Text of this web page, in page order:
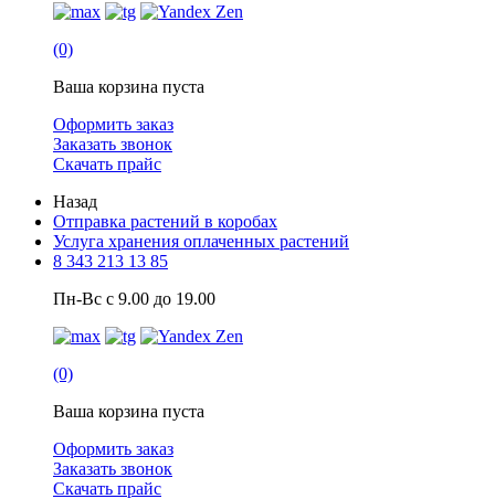
(0)
Ваша корзина пуста
Оформить заказ
Заказать звонок
Скачать прайс
Назад
Отправка растений в коробах
Услуга хранения оплаченных растений
8 343 213 13 85
Пн-Вс с 9.00 до 19.00
(0)
Ваша корзина пуста
Оформить заказ
Заказать звонок
Скачать прайс